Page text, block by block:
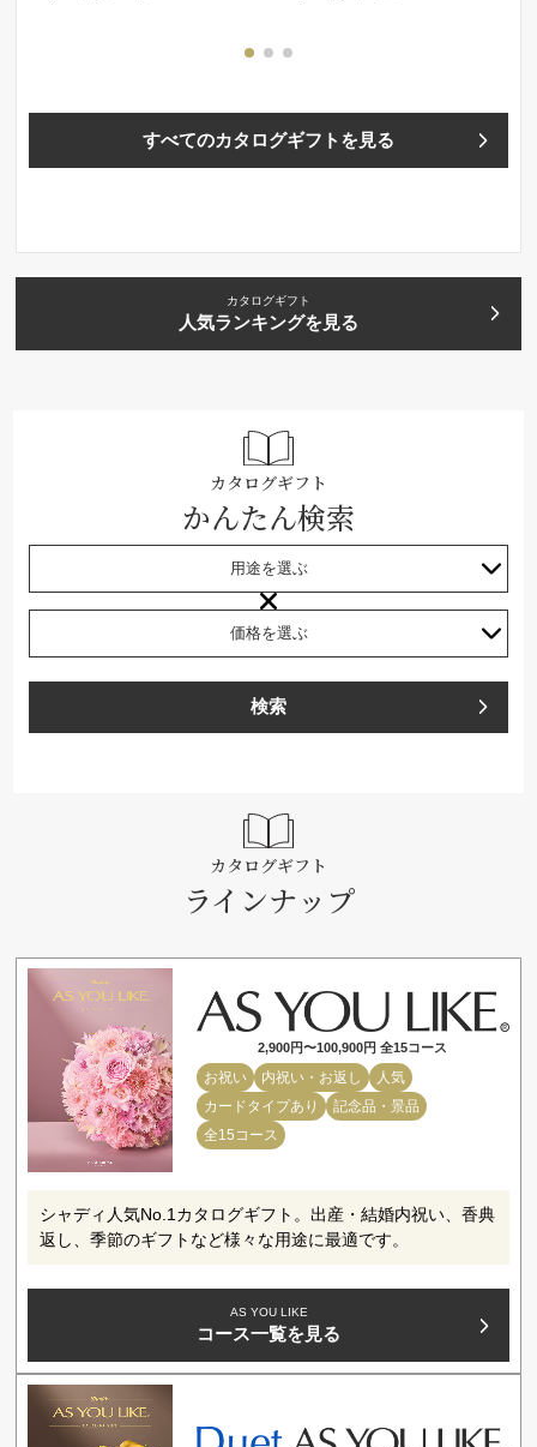
すべてのカタログギフトを見る
カタログギフト
人気ランキングを見る
カタログギフト
かんたん検索
検索
カタログギフト
ラインナップ
2,900円〜100,900円 全15コース
お祝い 内祝い・お返し
人気
カードタイプあり
記念品・景品
全15コース
シャディ人気No.1カタログギフト。出産・結婚内祝い、香典
返し、季節のギフトなど様々な用途に最適です。
AS YOU LIKE
コース一覧を見る